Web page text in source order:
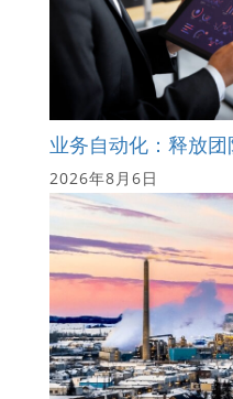
业务自动化：释放
2026年8月6日